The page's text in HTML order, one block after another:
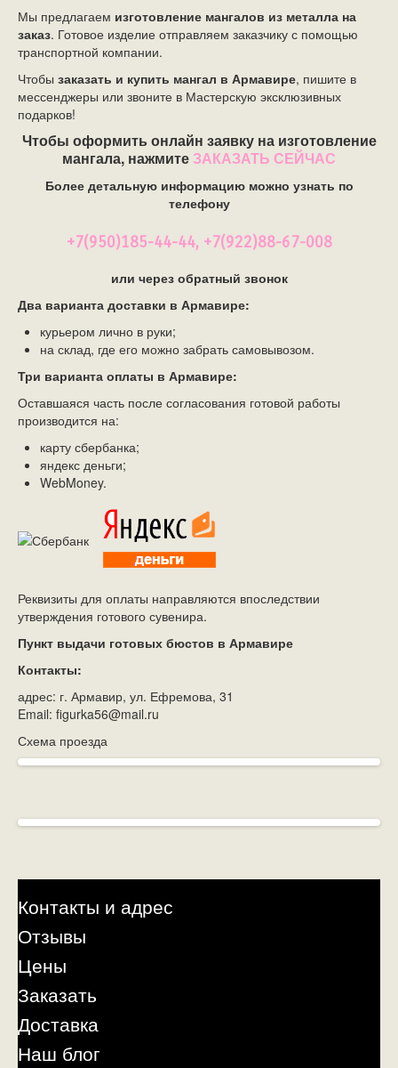
Мы предлагаем изготовление мангалов из металла на
заказ. Готовое изделие отправляем заказчику с помощью
транспортной компании.
Чтобы заказать и купить мангал в Армавире, пишите в
мессенджеры или звоните в Мастерскую эксклюзивных
подарков!
Чтобы оформить онлайн заявку на изготовление
мангала, нажмите ЗАКАЗАТЬ СЕЙЧАС
Более детальную информацию можно узнать по
телефону
+7(950)185-44-44, +7(922)88-67-008
или через обратный звонок
Два варианта доставки в Армавире:
курьером лично в руки;
на склад, где его можно забрать самовывозом.
Три варианта оплаты в Армавире:
Оставшаяся часть после согласования готовой работы
производится на:
карту сбербанка;
яндекс деньги;
WebMoney.
Реквизиты для оплаты направляются впоследствии
утверждения готового сувенира.
Пункт выдачи готовых бюстов в Армавире
Контакты:
адрес: г. Армавир, ул. Ефремова, 31
Email: figurka56@mail.ru
Схема проезда
Контакты и адрес
Отзывы
Цены
Заказать
Доставка
Наш блог